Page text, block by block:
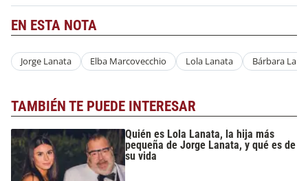
EN ESTA NOTA
Jorge Lanata Elba Marcovecchio Lola Lanata Bárbara
TAMBIÉN TE PUEDE INTERESAR
Quién es Lola Lanata, la hija más
pequeña de Jorge Lanata, y qué es de
su vida